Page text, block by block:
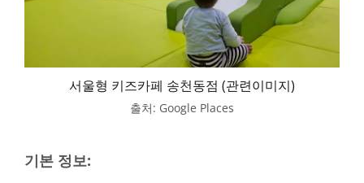
서울형 키즈카페 송천동점 (관련이미지)
출처: Google Places
기본 정보: